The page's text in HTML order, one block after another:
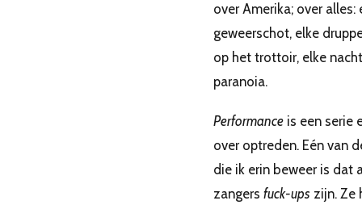
over Amerika; over alles:
geweerschot, elke
op het trottoir, elke
paranoia.
Performance is een serie
over optreden. Eén van
die ik erin beweer is dat
zangers fuck-ups zijn. Ze